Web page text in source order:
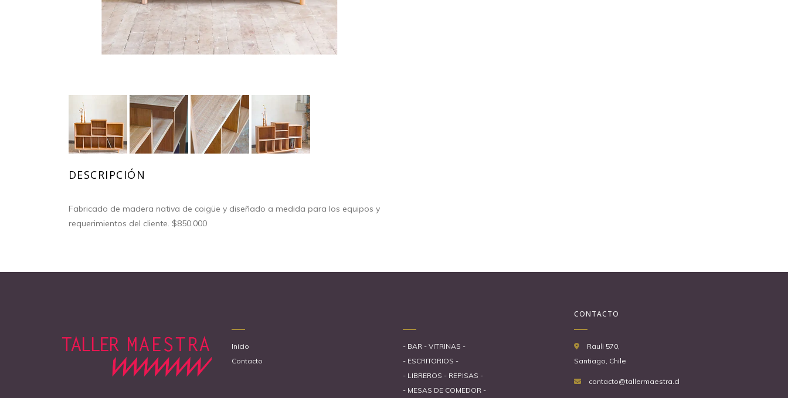
DESCRIPCIÓN
Fabricado de madera nativa de coigüe y diseñado a medida para los equipos y
requerimientos del cliente. $850.000
Inicio
Contacto
- BAR - VITRINAS -
- ESCRITORIOS -
- LIBREROS - REPISAS -
- MESAS DE COMEDOR -
CONTACTO
Rauli 570,
Santiago, Chile
contacto@tallermaestra.cl